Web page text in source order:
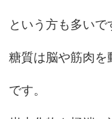
という方も多いで
糖質は脳や筋肉を
です。